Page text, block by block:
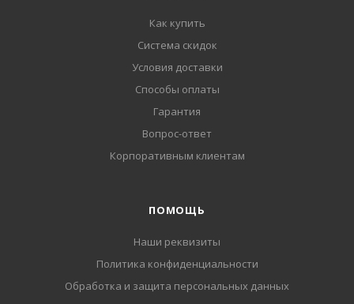
Как купить
Система скидок
Условия доставки
Способы оплаты
Гарантия
Вопрос-ответ
Корпоративным клиентам
ПОМОЩЬ
Наши реквизиты
Политика конфиденциальности
Обработка и защита персональных данных